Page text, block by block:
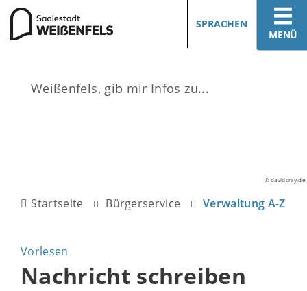
MENÜ
SPRACHEN
© davidcray.de
Startseite Bürgerservice Verwaltung A-Z
Vorlesen
Nachricht schreiben